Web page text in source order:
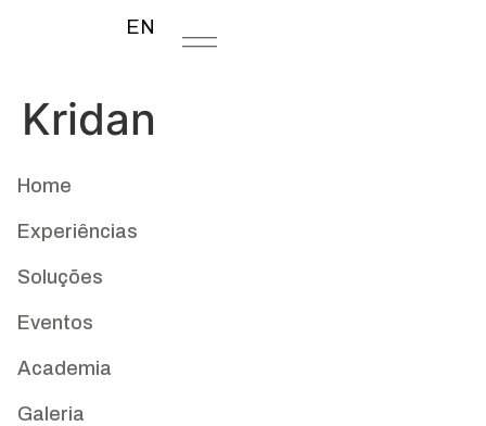
EN
Kridan
Home
Experiências
Soluções
Eventos
Academia
Galeria